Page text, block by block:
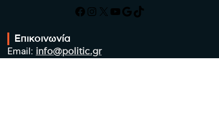
Facebook
Instagram
X YouTube
Google
TikTok
Επικοινωνία
Email: info@politic.gr